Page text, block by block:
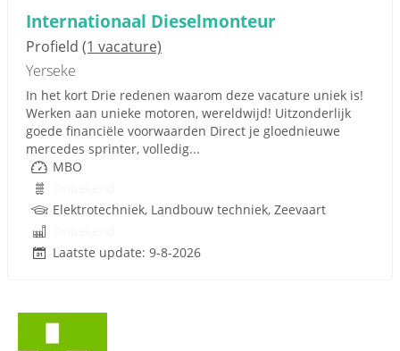
Internationaal Dieselmonteur
Profield (1 vacature)
Yerseke
In het kort Drie redenen waarom deze vacature uniek is!
Werken aan unieke motoren, wereldwijd! Uitzonderlijk
goede financiële voorwaarden Direct je gloednieuwe
mercedes sprinter, volledig...
MBO
Elektrotechniek, Landbouw techniek, Zeevaart
Laatste update: 9-8-2026